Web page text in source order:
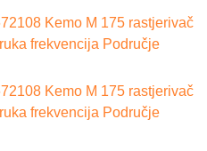
Kemo M 175 rastjerivač
frekvencija Područje
Kemo M 175 rastjerivač
frekvencija Područje